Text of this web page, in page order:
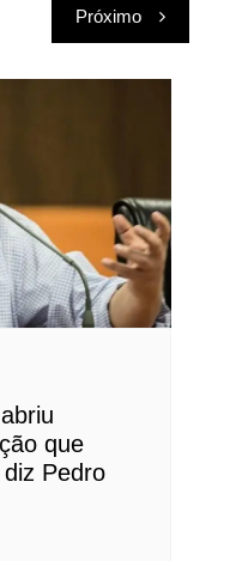
Próximo
que
Pedro